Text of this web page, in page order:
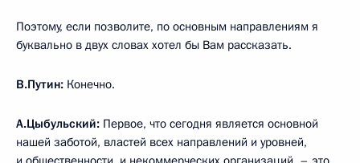
Поэтому, если позволите, по основным направлениям я
буквально в двух словах хотел бы Вам рассказать.
В.Путин: Конечно.
А.Цыбульский: Первое, что сегодня является основной
нашей заботой, властей всех направлений и уровней,